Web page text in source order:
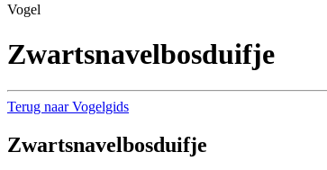
Vogel
Zwartsnavelbosduifje
Terug naar Vogelgids
Zwartsnavelbosduifje